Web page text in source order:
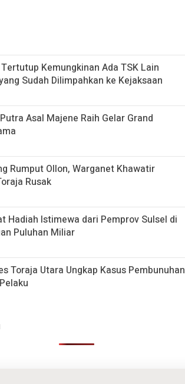
Kemungkinan Ada TSK Lain
Sudah Dilimpahkan ke Kejaksaan
Asal Majene Raih Gelar Grand
Rumput Ollon, Warganet Khawatir
Rusak
Hadiah Istimewa dari Pemprov Sulsel di
Puluhan Miliar
Toraja Utara Ungkap Kasus Pembunuhan